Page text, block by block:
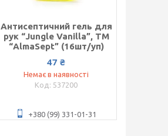
Антисептичний гель для
рук “Jungle Vanilla”, ТМ
“AlmaSept” (16шт/уп)
47 ₴
Немає в наявності
537200
+380 (99) 331-01-31